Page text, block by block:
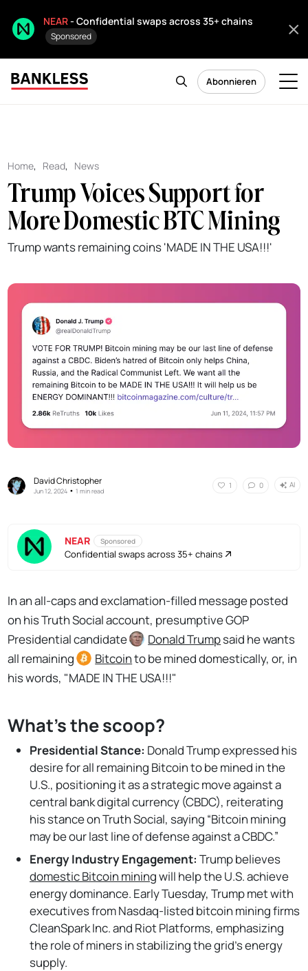
NEAR- Confidential swaps across 35+ chains
Sponsored
Abonnieren
Home, Read, News
Trump Voices Support for
More Domestic BTC Mining
Trump wants remaining coins 'MADE IN THE USA!!!'
David Christopher
Jun 12, 2024 •1 min read
1 0 AI
NEAR Sponsored
Confidential swaps across 35+ chains
In an all-caps and exclamation-filled message posted
on his Truth Social account, presumptive GOP
Presidential candidate
Donald Trumpsaid he wants
all remaining
Bitcointo be mined domestically, or, in
his words, "MADE IN THE USA!!!"
What's the scoop?
Presidential Stance: Donald Trump expressed his
desire for all remaining Bitcoin to be mined in the
U.S., positioning it as a strategic move against a
central bank digital currency (CBDC), reiterating
his stance on Truth Social, saying “Bitcoin mining
may be our last line of defense against a CBDC.”
Energy Industry Engagement: Trump believes
domestic Bitcoin miningwill help the U.S. achieve
energy dominance. Early Tuesday, Trump met with
executives from Nasdaq-listed bitcoin mining firms
CleanSpark Inc. and Riot Platforms, emphasizing
the role of miners in stabilizing the grid's energy
supply.